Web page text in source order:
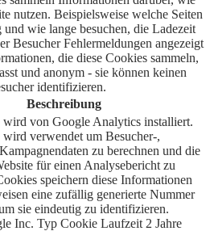
nutzen. Beispielsweise welche Seiten
wie lange besuchen, die Ladezeit
Besucher Fehlermeldungen angezeigt
die diese Cookies sammeln,
und anonym - sie können keinen
identifizieren.
Beschreibung
wird von Google Analytics installiert.
verwendet um Besucher-,
zu berechnen und die
für einen Analysebericht zu
speichern diese Informationen
eine zufällig generierte Nummer
sie eindeutig zu identifizieren.
Inc. Typ Cookie Laufzeit 2 Jahre